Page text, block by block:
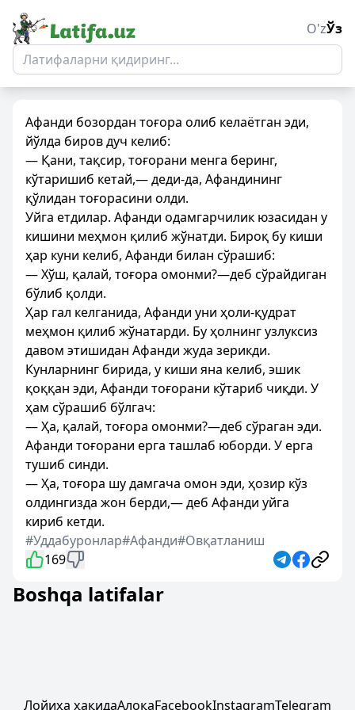
O'zЎз
Афанди бозордан тоғора олиб келаётган эди,
йўлда биров дуч келиб:
— Қани, тақсир, тоғорани менга беринг,
кўтаришиб кетай,— деди-да, Афандининг
қўлидан тоғорасини олди.
Уйга етдилар. Афанди одамгарчилик юзасидан у
кишини меҳмон қилиб жўнатди. Бироқ бу киши
ҳар куни келиб, Афанди билан сўрашиб:
— Хўш, қалай, тоғора омонми?—деб сўрайдиган
бўлиб қолди.
Ҳар гал келганида, Афанди уни ҳоли-қудрат
меҳмон қилиб жўнатарди. Бу ҳолнинг узлуксиз
давом этишидан Афанди жуда зерикди.
Кунларнинг бирида, у киши яна келиб, эшик
қоққан эди, Афанди тоғорани кўтариб чиқди. У
ҳам сўрашиб бўлгач:
— Ҳа, қалай, тоғора омонми?—деб сўраган эди.
Афанди тоғорани ерга ташлаб юборди. У ерга
тушиб синди.
— Ҳа, тоғора шу дамгача омон эди, ҳозир кўз
олдингизда жон берди,— деб Афанди уйга
кириб кетди.
#Уддабуронлар#Афанди#Овқатланиш
169
Boshqa latifalar
Лойиҳа ҳақидаАлоқаFacebookInstagramTelegram